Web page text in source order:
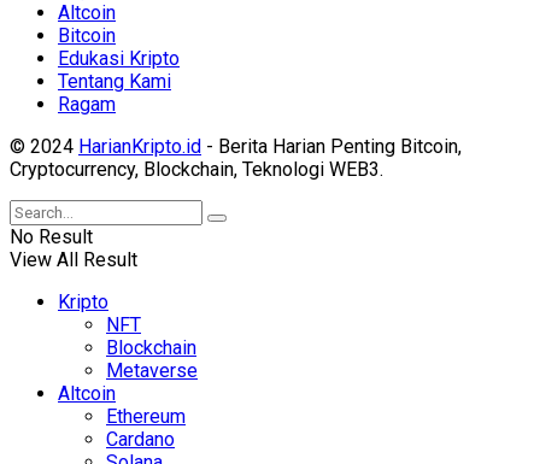
Altcoin
Bitcoin
Edukasi Kripto
Tentang Kami
Ragam
© 2024 HarianKripto.id - Berita Harian Penting Bitcoin,
Cryptocurrency, Blockchain, Teknologi WEB3.
No Result
View All Result
Kripto
NFT
Blockchain
Metaverse
Altcoin
Ethereum
Cardano